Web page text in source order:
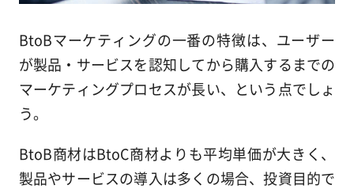
BtoBマーケティングの一番の特徴は、ユーザー
が製品・サービスを認知してから購入するまでの
マーケティングプロセスが長い、という点でしょ
う。
BtoB商材はBtoC商材よりも平均単価が大きく、
製品やサービスの導入は多くの場合、投資目的で